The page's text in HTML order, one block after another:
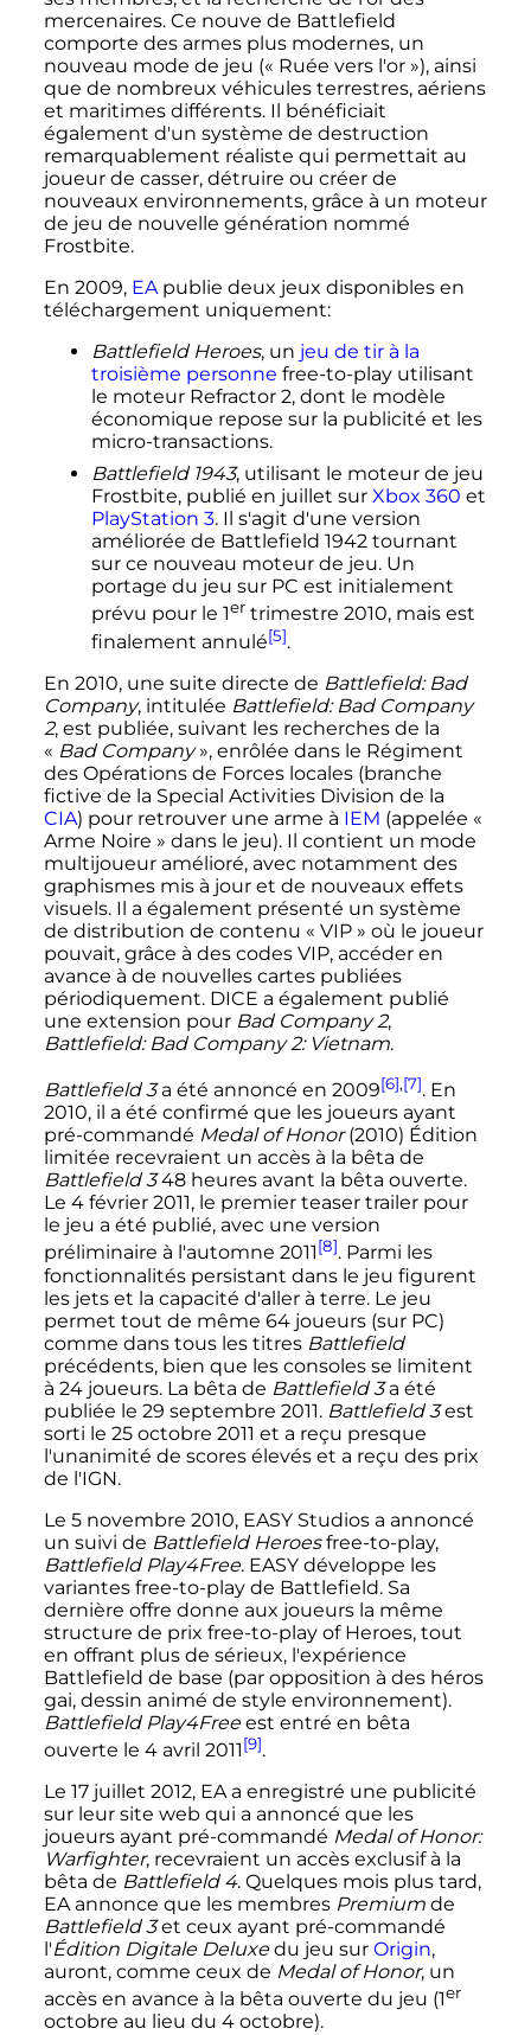
mercenaires. Ce nouve de Battlefield
comporte des armes plus modernes, un
nouveau mode de jeu (« Ruée vers l'or »), ainsi
que de nombreux véhicules terrestres, aériens
et maritimes différents. Il bénéficiait
également d'un système de destruction
remarquablement réaliste qui permettait au
joueur de casser, détruire ou créer de
nouveaux environnements, grâce à un moteur
de jeu de nouvelle génération nommé
Frostbite.
En 2009, EApublie deux jeux disponibles en
téléchargement uniquement:
Battlefield Heroes, un jeu de tir à la
troisième personne free-to-play utilisant
le moteur Refractor 2, dont le modèle
économique repose sur la publicité et les
micro-transactions.
Battlefield 1943, utilisant le moteur de jeu
Frostbite, publié en juillet sur Xbox 360 et
PlayStation 3. Il s'agit d'une version
améliorée de Battlefield 1942 tournant
sur ce nouveau moteur de jeu. Un
portage du jeu sur PC est initialement
prévu pour le 1er trimestre 2010, mais est
finalement annulé[5].
En 2010, une suite directe de Battlefield: Bad
Company, intitulée Battlefield: Bad Company
2, est publiée, suivant les recherches de la
« Bad Company », enrôlée dans le Régiment
des Opérations de Forces locales (branche
fictive de la Special Activities Division de la
CIA) pour retrouver une arme à IEM (appelée «
Arme Noire » dans le jeu). Il contient un mode
multijoueur amélioré, avec notamment des
graphismes mis à jour et de nouveaux effets
visuels. Il a également présenté un système
de distribution de contenu « VIP » où le joueur
pouvait, grâce à des codes VIP, accéder en
avance à de nouvelles cartes publiées
périodiquement. DICE a également publié
une extension pour Bad Company 2,
Battlefield: Bad Company 2: Vietnam.
Battlefield 3a été annoncé en 2009[6],[7]. En
2010, il a été confirmé que les joueurs ayant
pré-commandé Medal of Honor(2010) Édition
limitée recevraient un accès à la bêta de
Battlefield 348 heures avant la bêta ouverte.
Le 4 février 2011, le premier teaser trailer pour
le jeu a été publié, avec une version
préliminaire à l'automne 2011[8]. Parmi les
fonctionnalités persistant dans le jeu figurent
les jets et la capacité d'aller à terre. Le jeu
permet tout de même 64 joueurs (sur PC)
comme dans tous les titres Battlefield
précédents, bien que les consoles se limitent
à 24 joueurs. La bêta de Battlefield 3a été
publiée le 29 septembre 2011. Battlefield 3est
sorti le 25 octobre 2011 et a reçu presque
l'unanimité de scores élevés et a reçu des prix
de l'IGN.
Le 5 novembre 2010, EASY Studios a annoncé
un suivi de Battlefield Heroesfree-to-play,
Battlefield Play4Free. EASY développe les
variantes free-to-play de Battlefield. Sa
dernière offre donne aux joueurs la même
structure de prix free-to-play of Heroes, tout
en offrant plus de sérieux, l'expérience
Battlefield de base (par opposition à des héros
gai, dessin animé de style environnement).
Battlefield Play4Freeest entré en bêta
ouverte le 4 avril 2011[9].
Le 17 juillet 2012, EA a enregistré une publicité
sur leur site web qui a annoncé que les
joueurs ayant pré-commandé Medal of Honor:
Warfighter, recevraient un accès exclusif à la
bêta de Battlefield 4. Quelques mois plus tard,
EA annonce que les membres Premiumde
Battlefield 3et ceux ayant pré-commandé
l'Édition Digitale Deluxedu jeu sur Origin,
auront, comme ceux de Medal of Honor, un
accès en avance à la bêta ouverte du jeu (1er
octobre au lieu du 4 octobre).